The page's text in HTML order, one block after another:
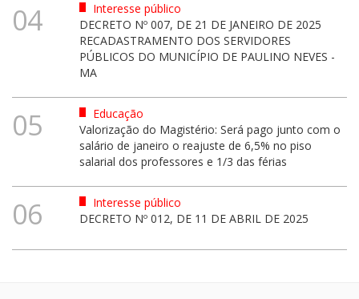
04
Interesse público
DECRETO Nº 007, DE 21 DE JANEIRO DE 2025
RECADASTRAMENTO DOS SERVIDORES
PÚBLICOS DO MUNICÍPIO DE PAULINO NEVES -
MA
05
Educação
Valorização do Magistério: Será pago junto com o
salário de janeiro o reajuste de 6,5% no piso
salarial dos professores e 1/3 das férias
06
Interesse público
DECRETO Nº 012, DE 11 DE ABRIL DE 2025